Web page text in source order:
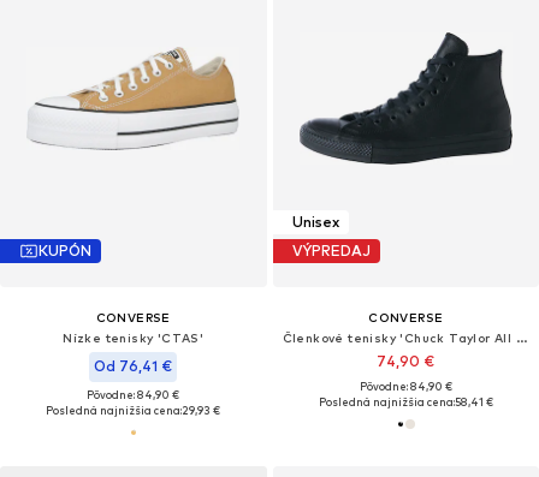
KUPÓN
CONVERSE
Nízke tenisky 'CTAS'
Od 76,41 €
Pôvodne: 84,90 €
Posledná najnižšia cena:29,93 €
Unisex
VÝPREDAJ
CONVERSE
Členkové tenisky 'Chuck Taylor All Star Leather'
74,90 €
Pôvodne: 84,90 €
Posledná najnižšia cena:58,41 €